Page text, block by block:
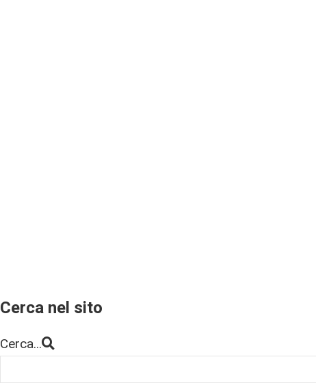
Cerca nel sito
Cerca...